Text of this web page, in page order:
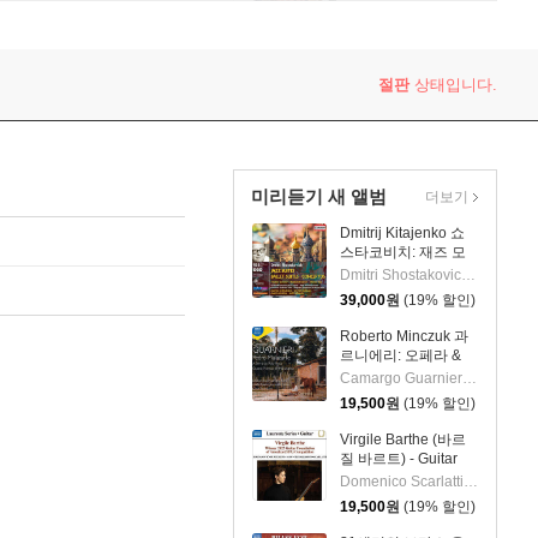
절판상태입니다.
미리듣기 새 앨범
Dmitrij Kitajenko 쇼
스타코비치: 재즈 모
음곡, 발레 모음곡, 협
주곡들
(Shostakovich: Jazz
Suite; Ballet Suites;
Concertos)
Dmitri Shostakovich 작곡 외 6명
39,000원 (19% 할인)
Roberto Minczuk 과
르니에리: 오페라 &
관현악 작품집
(Guarnieri: Pedro
Malazarte)
Camargo Guarnieri 작곡 외 2명
19,500원 (19% 할인)
Virgile Barthe (바르
질 바르트) - Guitar
Recital (기타 리사이
틀)
Domenico Scarlatti 작곡 외 5명
19,500원 (19% 할인)
더보기